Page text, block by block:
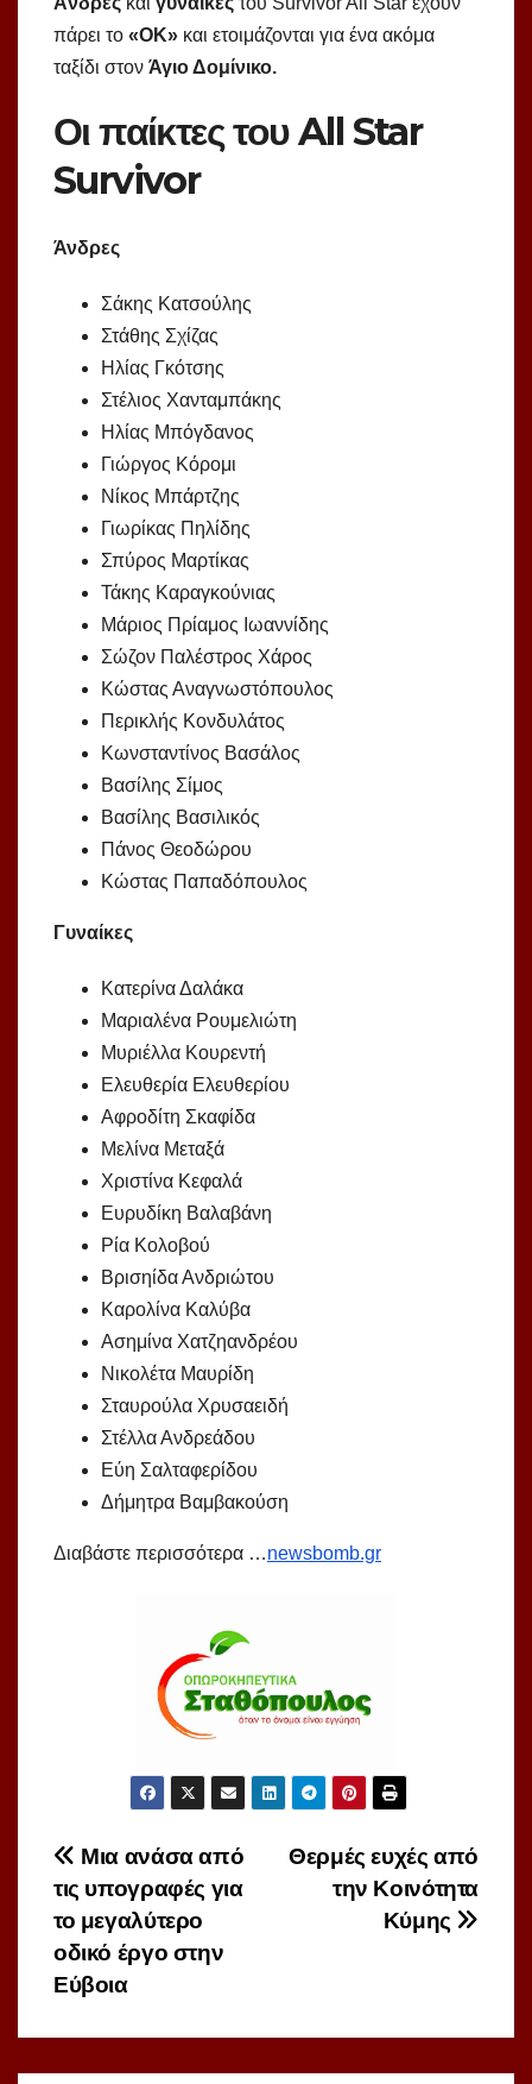
πάρει το «ΟΚ» και ετοιμάζονται για ένα ακόμα
ταξίδι στον Άγιο Δομίνικο.
Οι παίκτες του All Star
Survivor
Άνδρες
Σάκης Κατσούλης
Στάθης Σχίζας
Ηλίας Γκότσης
Στέλιος Χανταμπάκης
Ηλίας Μπόγδανος
Γιώργος Κόρομι
Νίκος Μπάρτζης
Γιωρίκας Πηλίδης
Σπύρος Μαρτίκας
Τάκης Καραγκούνιας
Μάριος Πρίαμος Ιωαννίδης
Σώζον Παλέστρος Χάρος
Κώστας Αναγνωστόπουλος
Περικλής Κονδυλάτος
Κωνσταντίνος Βασάλος
Βασίλης Σίμος
Βασίλης Βασιλικός
Πάνος Θεοδώρου
Κώστας Παπαδόπουλος
Γυναίκες
Κατερίνα Δαλάκα
Μαριαλένα Ρουμελιώτη
Μυριέλλα Κουρεντή
Ελευθερία Ελευθερίου
Αφροδίτη Σκαφίδα
Μελίνα Μεταξά
Χριστίνα Κεφαλά
Ευρυδίκη Βαλαβάνη
Ρία Κολοβού
Βρισηίδα Ανδριώτου
Καρολίνα Καλύβα
Ασημίνα Χατζηανδρέου
Νικολέτα Μαυρίδη
Σταυρούλα Χρυσαειδή
Στέλλα Ανδρεάδου
Εύη Σαλταφερίδου
Δήμητρα Βαμβακούση
Διαβάστε περισσότερα …newsbomb.gr
Πλοήγηση
άρθρων
Θερμές ευχές από
την Κοινότητα
Κύμης
Μια ανάσα από
τις υπογραφές για
το μεγαλύτερο
οδικό έργο στην
Εύβοια